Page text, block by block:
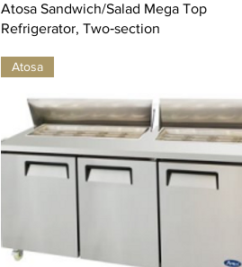
Atosa Sandwich/Salad Mega Top
Refrigerator, Two‐section
Atosa